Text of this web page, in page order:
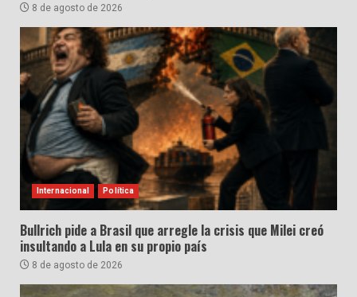
8 de agosto de 2026
Internacional Política
Bullrich pide a Brasil que arregle la crisis que Milei creó
insultando a Lula en su propio país
8 de agosto de 2026